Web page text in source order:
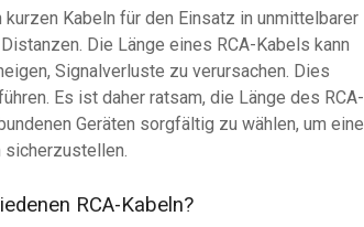
Kabeln für den Einsatz in unmittelbarer
Die Länge eines RCA-Kabels kann
Signalverluste zu verursachen. Dies
Es ist daher ratsam, die Länge des RCA-
Geräten sorgfältig zu wählen, um eine
sicherzustellen.
RCA-Kabeln?